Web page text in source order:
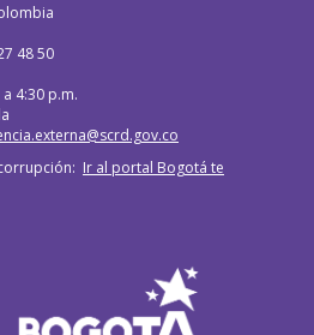
48 50
4:30 p.m.
Ir al portal Bogotá te